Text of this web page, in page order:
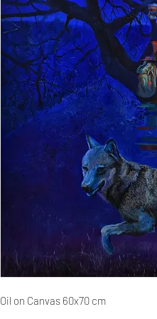
Oil on Canvas 60x70 cm